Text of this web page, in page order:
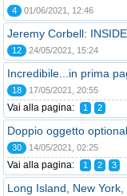
4 01/06/2021, 12:46
Jeremy Corbell:
12 24/05/2021, 15:24
Incredibile...in prima
18 17/05/2021, 20:55
Vai alla pagina: 1 2
Doppio oggetto
30 14/05/2021, 02:25
Vai alla pagina: 1 2 3
Long Island, New York,